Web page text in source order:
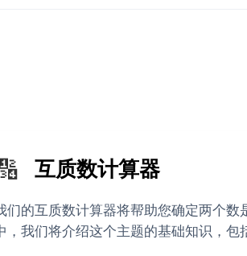
互质数计算器
们的互质数计算器将帮助您确定两个
，我们将介绍这个主题的基础知识，包